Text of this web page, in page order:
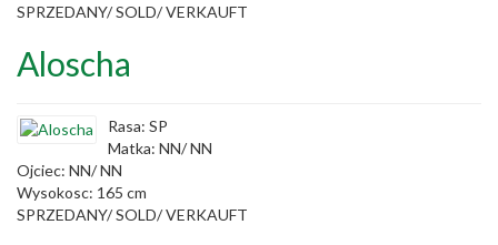
SPRZEDANY/ SOLD/ VERKAUFT
Aloscha
Rasa: SP
Matka: NN/ NN
Ojciec: NN/ NN
Wysokosc: 165 cm
SPRZEDANY/ SOLD/ VERKAUFT